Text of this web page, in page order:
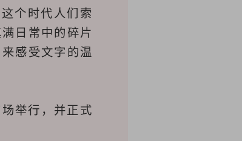
个时代人们索
日常中的碎片
感受文字的温
举行，并正式